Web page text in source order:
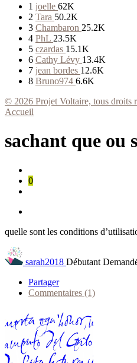
1 joelle 62K
2 Tara 50.2K
3 Chambaron 25.2K
4 PhL 23.5K
5 czardas 15.1K
6 Cathy Lévy 13.4K
7 jean bordes 12.6K
8 Bruno974 6.6K
© 2026 Projet Voltaire, tous droits
Accueil
sachant que ou
0
quelle sont les conditions
sarah2018 Débutant
Partager
Commentaires (1)